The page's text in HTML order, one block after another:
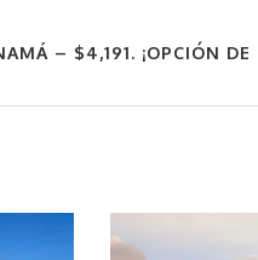
– $4,191. ¡OPCIÓN DE